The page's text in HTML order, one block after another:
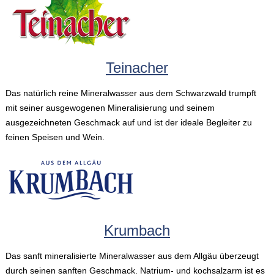
Teinacher
Das natürlich reine Mineralwasser aus dem Schwarzwald trumpft
mit seiner ausgewogenen Mineralisierung und seinem
ausgezeichneten Geschmack auf und ist der ideale Begleiter zu
feinen Speisen und Wein.
Krumbach
Das sanft mineralisierte Mineralwasser aus dem Allgäu überzeugt
durch seinen sanften Geschmack. Natrium- und kochsalzarm ist es